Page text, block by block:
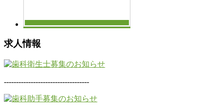
求人情報
-----------------------------------